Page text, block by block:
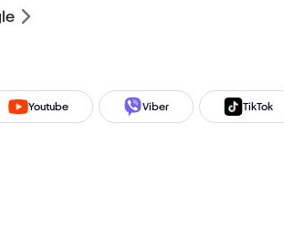
Youtube Viber TikTok